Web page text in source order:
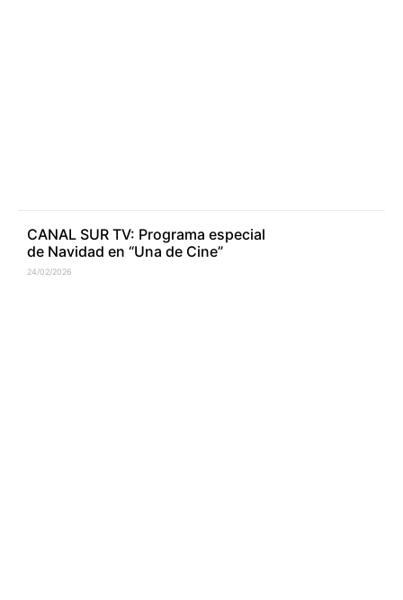
CANAL SUR TV: Programa especial
de Navidad en “Una de Cine”
24/02/2026